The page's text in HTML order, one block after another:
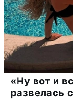
«Ну вот и
развелась